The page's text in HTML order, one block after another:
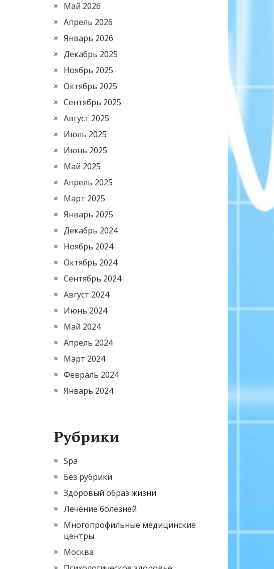
Май 2026
Апрель 2026
Январь 2026
Декабрь 2025
Ноябрь 2025
Октябрь 2025
Сентябрь 2025
Август 2025
Июль 2025
Июнь 2025
Май 2025
Апрель 2025
Март 2025
Январь 2025
Декабрь 2024
Ноябрь 2024
Октябрь 2024
Сентябрь 2024
Август 2024
Июнь 2024
Май 2024
Апрель 2024
Март 2024
Февраль 2024
Январь 2024
Рубрики
Spa
Без рубрики
Здоровый образ жизни
Лечение болезней
Многопрофильные медицинские
центры
Москва